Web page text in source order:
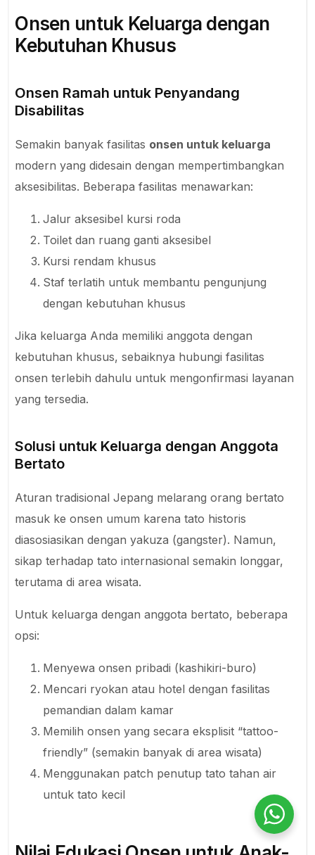
Onsen untuk Keluarga dengan
Kebutuhan Khusus
Onsen Ramah untuk Penyandang
Disabilitas
Semakin banyak fasilitas onsen untuk keluarga
modern yang didesain dengan mempertimbangkan
aksesibilitas. Beberapa fasilitas menawarkan:
Jalur aksesibel kursi roda
Toilet dan ruang ganti aksesibel
Kursi rendam khusus
Staf terlatih untuk membantu pengunjung
dengan kebutuhan khusus
Jika keluarga Anda memiliki anggota dengan
kebutuhan khusus, sebaiknya hubungi fasilitas
onsen terlebih dahulu untuk mengonfirmasi layanan
yang tersedia.
Solusi untuk Keluarga dengan Anggota
Bertato
Aturan tradisional Jepang melarang orang bertato
masuk ke onsen umum karena tato historis
diasosiasikan dengan yakuza (gangster). Namun,
sikap terhadap tato internasional semakin longgar,
terutama di area wisata.
Untuk keluarga dengan anggota bertato, beberapa
opsi:
Menyewa onsen pribadi (kashikiri-buro)
Mencari ryokan atau hotel dengan fasilitas
pemandian dalam kamar
Memilih onsen yang secara eksplisit “tattoo-
friendly” (semakin banyak di area wisata)
Menggunakan patch penutup tato tahan air
untuk tato kecil